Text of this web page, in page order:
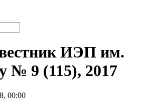
ИЭП им.
№ 9 (115), 2017
00:00